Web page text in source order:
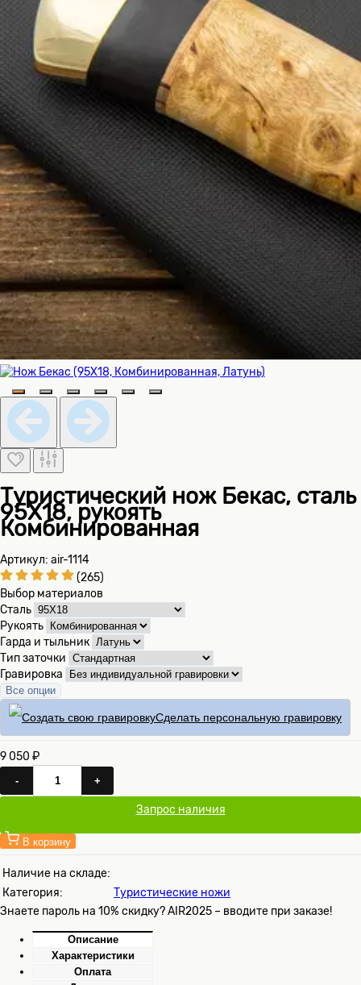
Туристический нож Бекас, сталь
95Х18, рукоять
Комбинированная
Артикул: air-1114
(265)
Выбор материалов
Сталь
Рукоять
Гарда и тыльник
Тип заточки
Гравировка
Все опции
Сделать персональную гравировку
9 050 ₽
- +
Запрос наличия
В корзину
Наличие на складе:
Категория:
Туристические ножи
Знаете пароль на 10% скидку? AIR2025 – вводите при заказе!
Описание
Характеристики
Оплата